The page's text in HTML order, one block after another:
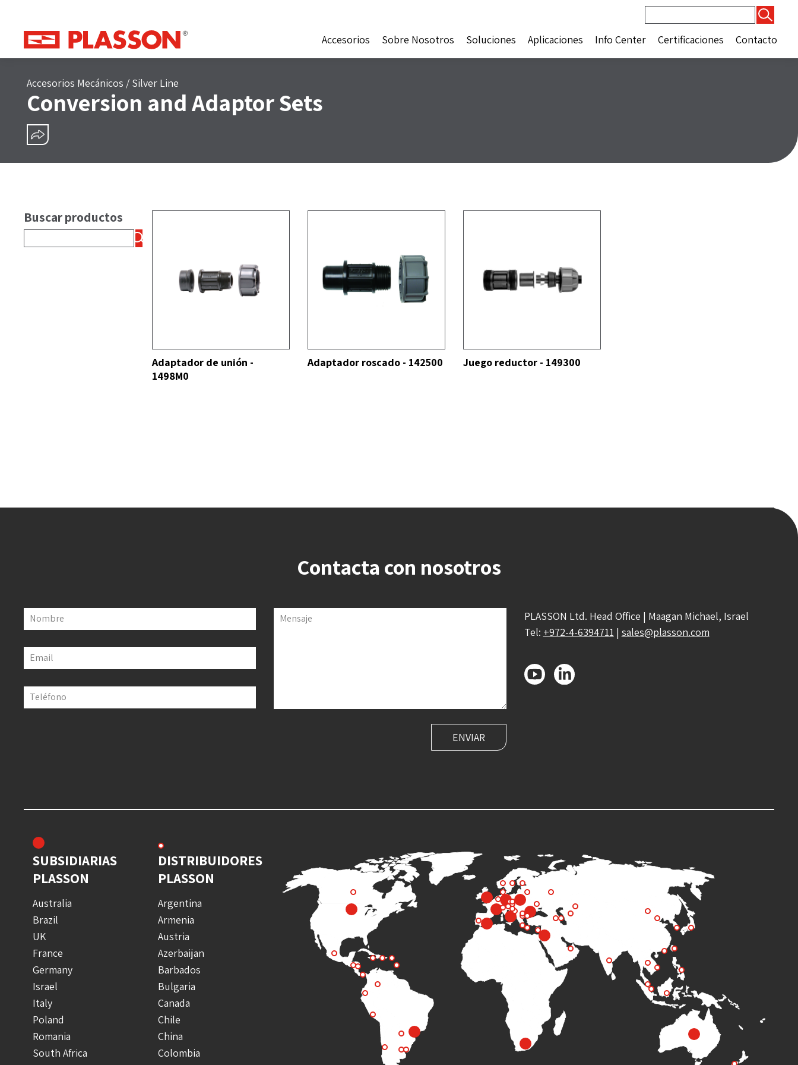
Accesorios
Sobre Nosotros Soluciones Aplicaciones Info Center Certificaciones Contacto
Accesorios Mecánicos / Silver Line
Conversion and Adaptor Sets
Buscar productos
Adaptador de unión -
1498M0
Adaptador roscado - 142500 Juego reductor - 149300
Contacta con nosotros
Nombre
Email
Teléfono
Mensaje
PLASSON Ltd. Head Office | Maagan Michael, Israel
Tel: +972-4-6394711 | sales@plasson.com
SUBSIDIARIAS
PLASSON
Australia
Brazil
UK
France
Germany
Israel
Italy
Poland
Romania
South Africa
DISTRIBUIDORES
PLASSON
Argentina
Armenia
Austria
Azerbaijan
Barbados
Bulgaria
Canada
Chile
China
Colombia